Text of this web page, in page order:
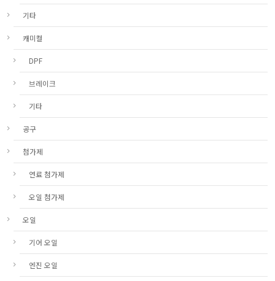
기타
캐미컬
DPF
브레이크
기타
공구
첨가제
연료 첨가제
오일 첨가제
오일
기어 오일
엔진 오일